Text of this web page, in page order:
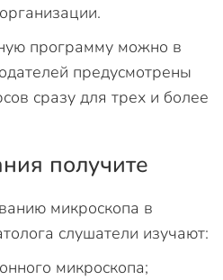
программу можно в
предусмотрены
сразу для трех и более
получите
микроскопа в
слушатели изучают:
микроскопа;